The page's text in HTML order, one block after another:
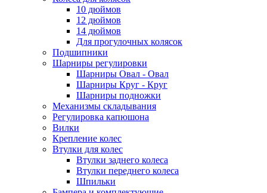
10 дюймов
12 дюймов
14 дюймов
Для прогулочных колясок
Подшипники
Шарниры регулировки
Шарниры Овал - Овал
Шарниры Круг - Круг
Шарниры подножки
Механизмы складывания
Регулировка капюшона
Вилки
Крепление колес
Втулки для колес
Втулки заднего колеса
Втулки переднего колеса
Шпильки